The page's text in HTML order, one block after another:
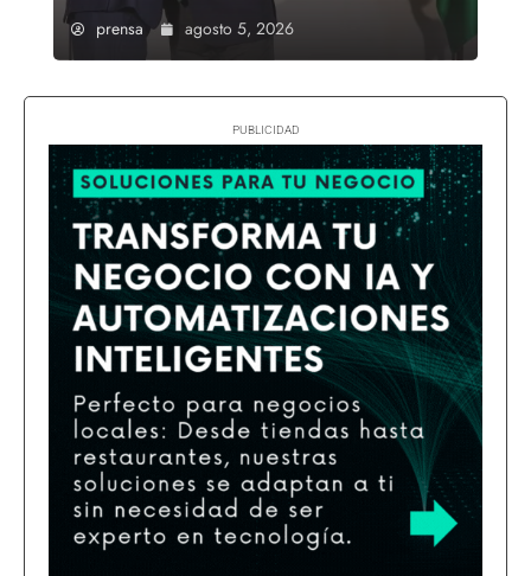
prensa agosto 5, 2026